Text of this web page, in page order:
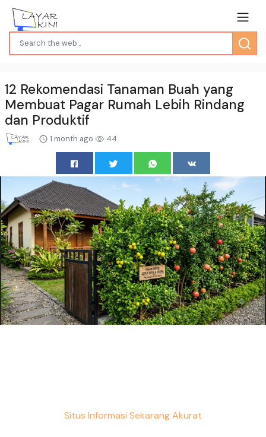
12 Rekomendasi Tanaman Buah yang
Membuat Pagar Rumah Lebih Rindang
dan Produktif
1 month ago 44
Situs Informasi Sekarang Akurat